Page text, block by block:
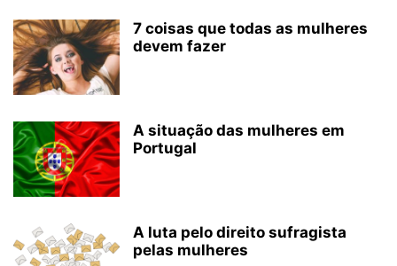
7 coisas que todas as mulheres
devem fazer
A situação das mulheres em
Portugal
A luta pelo direito sufragista
pelas mulheres